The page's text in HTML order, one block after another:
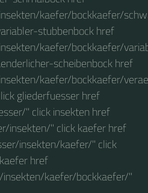
kaefer/bockkaefer/
stubbenbock href
kaefer/bockkaefer/
scheibenbock href
kaefer/bockkaefer/
gliederfuesser href
" click insekten href
insekten/" click kaefer href
insekten/kaefer/" click
href
kaefer/bockkaefer/"